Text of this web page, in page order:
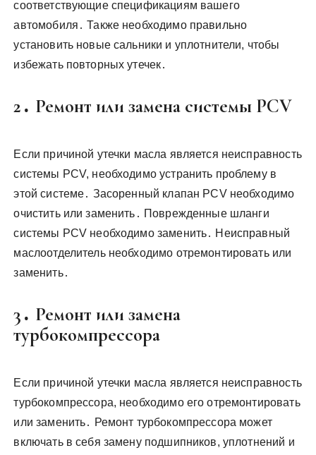
соответствующие спецификациям вашего
автомобиля․ Также необходимо правильно
установить новые сальники и уплотнители, чтобы
избежать повторных утечек․
2․ Ремонт или замена системы PCV
Если причиной утечки масла является неисправность
системы PCV, необходимо устранить проблему в
этой системе․ Засоренный клапан PCV необходимо
очистить или заменить․ Поврежденные шланги
системы PCV необходимо заменить․ Неисправный
маслоотделитель необходимо отремонтировать или
заменить․
3․ Ремонт или замена
турбокомпрессора
Если причиной утечки масла является неисправность
турбокомпрессора, необходимо его отремонтировать
или заменить․ Ремонт турбокомпрессора может
включать в себя замену подшипников, уплотнений и